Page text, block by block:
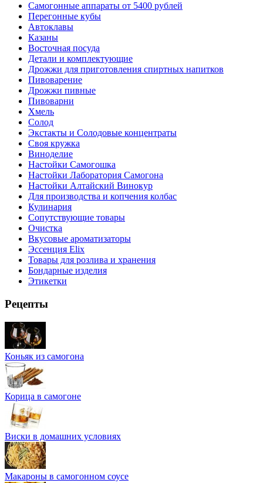
Самогонные аппараты от 5400 рублей
Перегонные кубы
Автоклавы
Казаны
Восточная посуда
Детали и комплектующие
Дрожжи для приготовления спиртных напитков
Пивоварение
Дрожжи пивные
Пивоварни
Хмель
Солод
Экстакты и Солодовые концентраты
Своя кружка
Виноделие
Настойки Самогошка
Настойки Лаборатория Самогона
Настойки Алтайский Винокур
Для производства и копчения колбас
Кулинария
Сопутствующие товары
Очистка
Вкусовые ароматизаторы
Эссенция Elix
Товары для розлива и хранения
Бондарные изделия
Этикетки
Рецепты
Коньяк из самогона
Корица в самогоне
Виски в домашних условиях
Макароны в самогонном соусе